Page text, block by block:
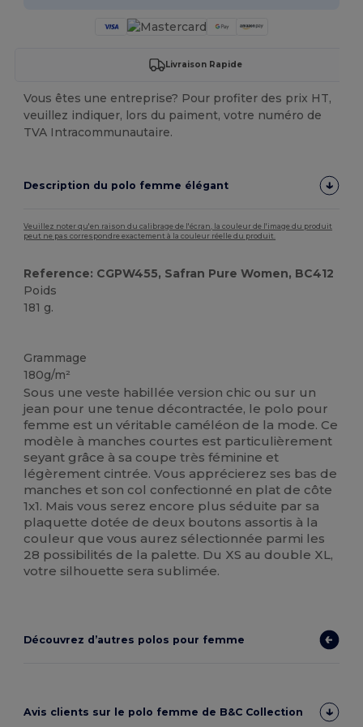
Livraison Rapide
Vous êtes une entreprise? Pour profiter des prix HT,
veuillez indiquer, lors du paiment, votre numéro de
TVA Intracommunautaire.
Description du polo femme élégant
Veuillez noter qu'en raison du calibrage de l'écran, la couleur de l'image du produit
peut ne pas correspondre exactement à la couleur réelle du produit.
Reference: CGPW455, Safran Pure Women, BC412
Poids
181 g.
Grammage
180g/m²
Sous une veste habillée version chic ou sur un
jean pour une tenue décontractée, le polo pour
femme est un véritable caméléon de la mode. Ce
modèle à manches courtes est particulièrement
seyant grâce à sa coupe très féminine et
légèrement cintrée. Vous apprécierez ses bas de
manches et son col confectionné en plat de côte
1x1. Mais vous serez encore plus séduite par sa
plaquette dotée de deux boutons assortis à la
couleur que vous aurez sélectionnée parmi les
28 possibilités de la palette. Du XS au double XL,
votre silhouette sera sublimée.
Découvrez d’autres polos pour femme
Avis clients sur le polo femme de B&C Collection